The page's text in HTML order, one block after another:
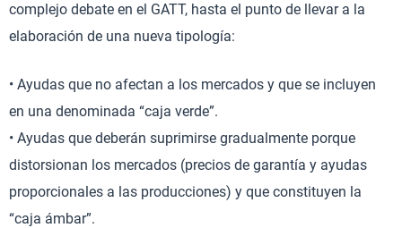
complejo debate en el GATT, hasta el punto de llevar a la
elaboración de una nueva tipología:
• Ayudas que no afectan a los mercados y que se incluyen
en una denominada “caja verde”.
• Ayudas que deberán suprimirse gradualmente porque
distorsionan los mercados (precios de garantía y ayudas
proporcionales a las producciones) y que constituyen la
“caja ámbar”.